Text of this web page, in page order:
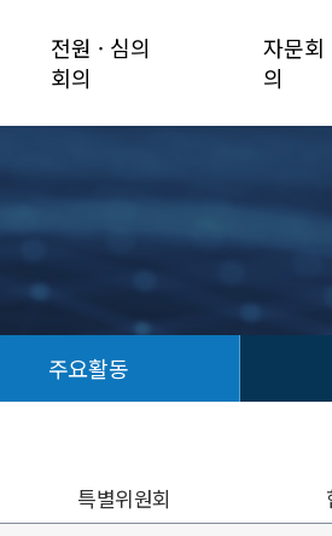
전원 · 심의
회의
자문회
의
주요활동
특별위원회